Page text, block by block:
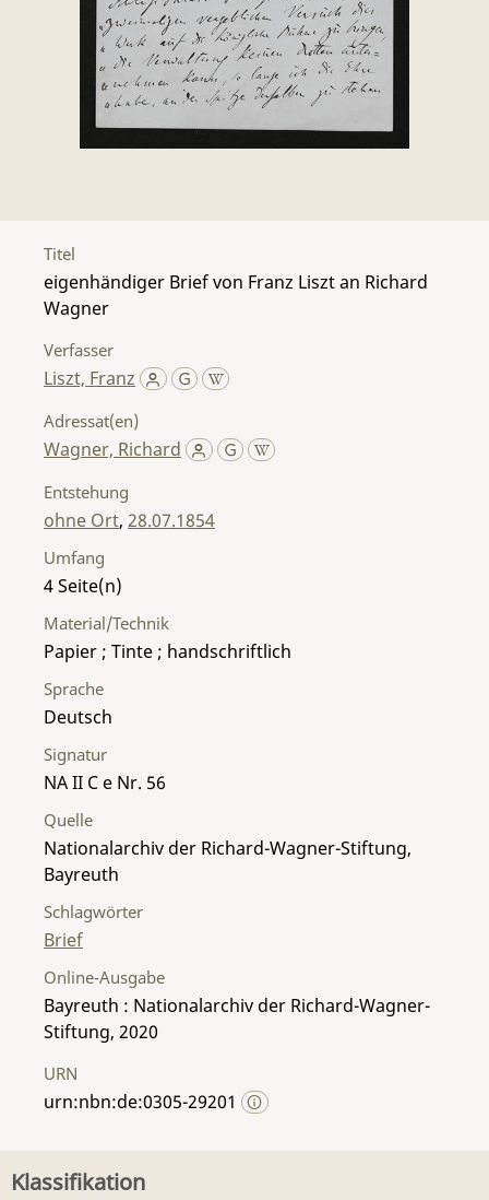
Titel
eigenhändiger Brief von Franz Liszt an Richard
Wagner
Verfasser
Liszt, Franz
Adressat(en)
Wagner, Richard
Entstehung
ohne Ort, 28.07.1854
Umfang
4
Material/Technik
Papier ; Tinte ; handschriftlich
Sprache
Deutsch
Signatur
NA II C e Nr. 56
Quelle
Nationalarchiv der Richard-Wagner-Stiftung,
Bayreuth
Schlagwörter
Brief
Online-Ausgabe
Bayreuth : Nationalarchiv der Richard-Wagner-
Stiftung, 2020
URN
urn:nbn:de:0305-29201
Klassifikation